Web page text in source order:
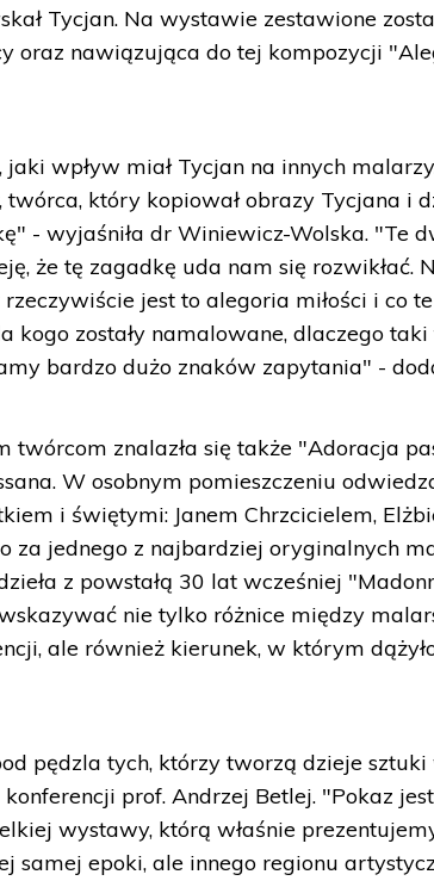
Tycjan. Na wystawie zestawione
oraz nawiązująca do tej kompozycji
wpływ miał Tycjan na innych
który kopiował obrazy Tycjana i
- wyjaśniła dr Winiewicz-Wolska. "Te
że tę zagadkę uda nam się rozwikłać.
jest to alegoria miłości i co
kogo zostały namalowane, dlaczego
bardzo dużo znaków zapytania" -
twórcom znalazła się także "Adoracja
W osobnym pomieszczeniu
i świętymi: Janem Chrzcicielem,
za jednego z najbardziej oryginalnych
z powstałą 30 lat wcześniej
nie tylko różnice między
ale również kierunek, w którym
pędzla tych, którzy tworzą dzieje
prof. Andrzej Betlej. "Pokaz
wystawy, którą właśnie
samej epoki, ale innego regionu